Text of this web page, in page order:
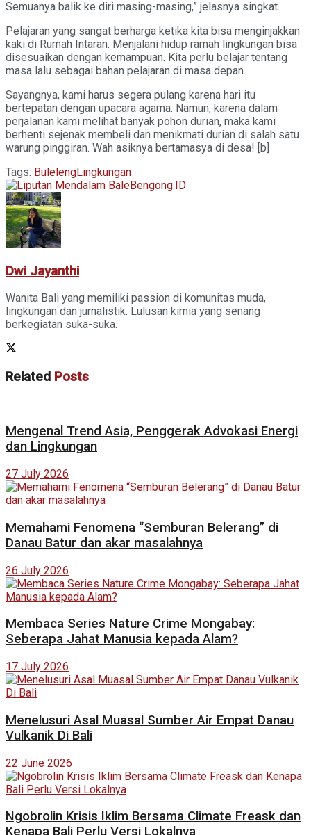
Semuanya balik ke diri masing-masing,” jelasnya singkat.
Pelajaran yang sangat berharga ketika kita bisa menginjakkan
kaki di Rumah Intaran. Menjalani hidup ramah lingkungan bisa
disesuaikan dengan kemampuan. Kita perlu belajar tentang
masa lalu sebagai bahan pelajaran di masa depan.
Sayangnya, kami harus segera pulang karena hari itu
bertepatan dengan upacara agama. Namun, karena dalam
perjalanan kami melihat banyak pohon durian, maka kami
berhenti sejenak membeli dan menikmati durian di salah satu
warung pinggiran. Wah asiknya bertamasya di desa! [b]
Tags: BulelengLingkungan
Dwi Jayanthi
Wanita Bali yang memiliki passion di komunitas muda,
lingkungan dan jurnalistik. Lulusan kimia yang senang
berkegiatan suka-suka.
Related Posts
Mengenal Trend Asia, Penggerak Advokasi Energi
dan Lingkungan
27 July 2026
Memahami Fenomena “Semburan Belerang” di
Danau Batur dan akar masalahnya
26 July 2026
Membaca Series Nature Crime Mongabay:
Seberapa Jahat Manusia kepada Alam?
17 July 2026
Menelusuri Asal Muasal Sumber Air Empat Danau
Vulkanik Di Bali
22 June 2026
Ngobrolin Krisis Iklim Bersama Climate Freask dan
Kenapa Bali Perlu Versi Lokalnya